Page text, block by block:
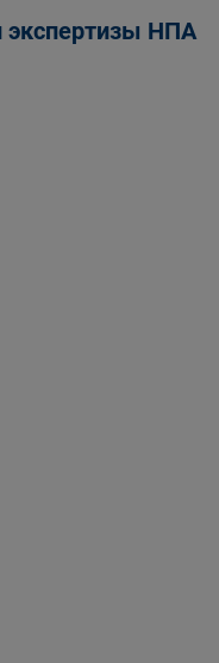
экспертизы НПА